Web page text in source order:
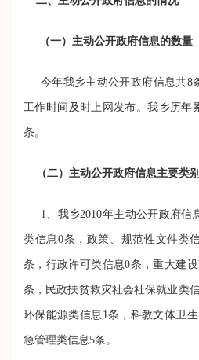
（一）主动公开政府信息的数量
今年我乡主动公开政府信息共8
工作时间及时上网发布。我乡历年
条。
（二）主动公开政府信息主要类
1、我乡2010年主动公开政府信
类信息0条，政策、规范性文件类
条，行政许可类信息0条，重大建
条，民政扶贫救灾社会社保就业类
环保能源类信息1条，科教文体卫
急管理类信息5条。